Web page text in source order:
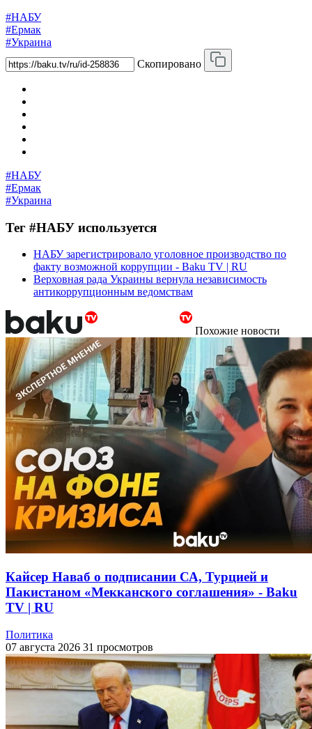
#НАБУ
#Ермак
#Украина
Скопировано
#НАБУ
#Ермак
#Украина
Тег #НАБУ используется
НАБУ зарегистрировало уголовное производство по
факту возможной коррупции - Baku TV | RU
Верховная рада Украины вернула независимость
антикоррупционным ведомствам
Похожие новости
Кайсер Наваб о подписании СА, Турцией и
Пакистаном «Мекканского соглашения» - Baku
TV | RU
Политика
07 августа 2026 31 просмотров